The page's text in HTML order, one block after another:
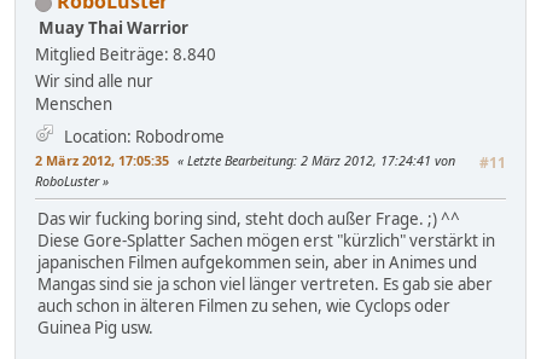
Muay Thai Warrior
Mitglied Beiträge: 8.840
Wir sind alle nur
Menschen
Location: Robodrome
2 März 2012, 17:05:35 #11
Letzte Bearbeitung: 2 März 2012, 17:24:41 von
RoboLuster
Das wir fucking boring sind, steht doch außer Frage. ;) ^^
Diese Gore-Splatter Sachen mögen erst "kürzlich" verstärkt in
japanischen Filmen aufgekommen sein, aber in Animes und
Mangas sind sie ja schon viel länger vertreten. Es gab sie aber
auch schon in älteren Filmen zu sehen, wie Cyclops oder
Guinea Pig usw.